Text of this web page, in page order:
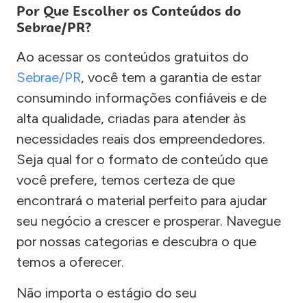
Por Que Escolher os Conteúdos do
Sebrae/PR?
Ao acessar os conteúdos gratuitos do
Sebrae/PR, você tem a garantia de estar
consumindo informações confiáveis e de
alta qualidade, criadas para atender às
necessidades reais dos empreendedores.
Seja qual for o formato de conteúdo que
você prefere, temos certeza de que
encontrará o material perfeito para ajudar
seu negócio a crescer e prosperar. Navegue
por nossas categorias e descubra o que
temos a oferecer.
Não importa o estágio do seu